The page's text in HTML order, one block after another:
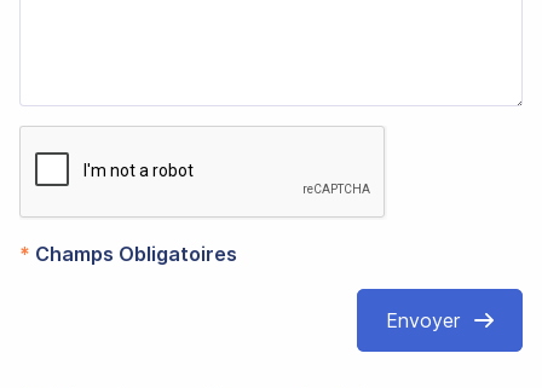
* Champs Obligatoires
Envoyer